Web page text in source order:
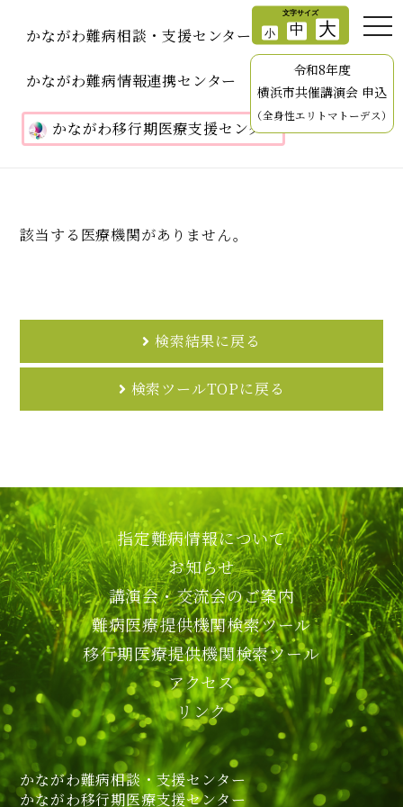
かながわ難病相談・支援センター
かながわ難病情報連携センター
かながわ移行期医療支援センター
令和8年度
横浜市共催講演会 申込
（全身性エリトマトーデス）
該当する医療機関がありません。
検索結果に戻る
検索ツールTOPに戻る
指定難病情報について
お知らせ
講演会・交流会のご案内
難病医療提供機関検索ツール
移行期医療提供機関検索ツール
アクセス
リンク
かながわ難病相談・支援センター
かながわ移行期医療支援センター